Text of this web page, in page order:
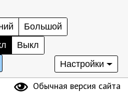
Большой
Выкл
Настройки
Обычная версия сайта